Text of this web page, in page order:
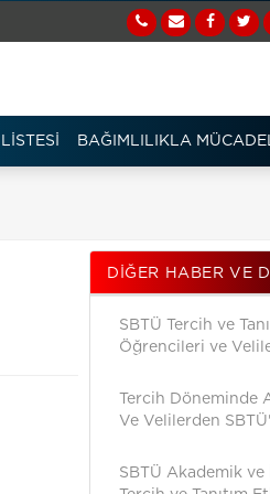
BAĞIMLILIKLA
DIĞER HABER VE
SBTÜ Tercih ve
Öğrencileri ve
Tercih Döneminde
Ve Velilerden
SBTÜ Akademik